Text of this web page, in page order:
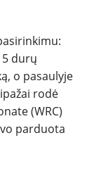
durų
o pasaulyje
rodė
(WRC)
parduota